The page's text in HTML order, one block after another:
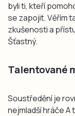
byli ti, kteří
se zapojit. Věřím
zkušenosti a
Šťastný.
Talentované
Soustředění je
nejmladší hráče A